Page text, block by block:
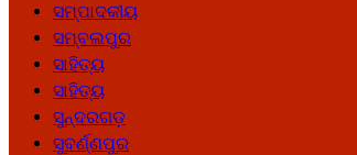
ସମ୍ପାଦକୀୟ
ସମ୍ବଲପୁର
ସାହିତ୍ୟ
ସାହିତ୍ୟ
ସୁନ୍ଦରଗଡ଼
ସୁବର୍ଣ୍ଣପୁର